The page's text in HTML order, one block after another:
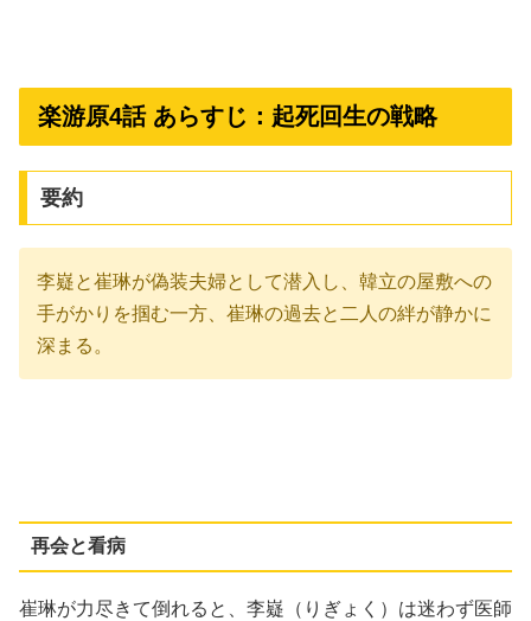
楽游原4話 あらすじ：起死回生の戦略
要約
李嶷と崔琳が偽装夫婦として潜入し、韓立の屋敷への
手がかりを掴む一方、崔琳の過去と二人の絆が静かに
深まる。
再会と看病
崔琳が力尽きて倒れると、李嶷（りぎょく）は迷わず医師